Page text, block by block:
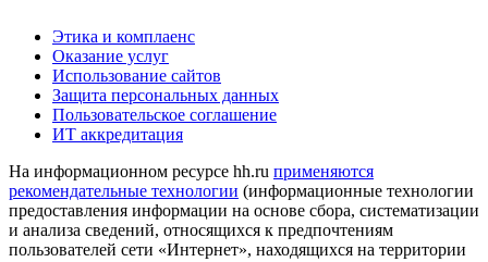
Этика и комплаенс
Оказание услуг
Использование сайтов
Защита персональных данных
Пользовательское соглашение
ИТ аккредитация
На информационном ресурсе hh.ru применяются
рекомендательные технологии (информационные технологии
предоставления информации на основе сбора, систематизации
и анализа сведений, относящихся к предпочтениям
пользователей сети «Интернет», находящихся на территории